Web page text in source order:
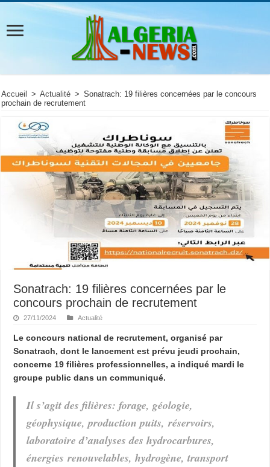
Accueil > Actualité > Sonatrach: 19 filières concernées par le concours
prochain de recrutement
Sonatrach: 19 filières concernées par le
concours prochain de recrutement
27/11/2024 Actualité
Le concours national de recrutement, organisé par
Sonatrach, dont le lancement est prévu jeudi prochain,
concerne 19 filières professionnelles, a indiqué mardi le
groupe public dans un communiqué.
Il s’agit des filières: forage, géologie,
géophysique, production puits, réservoirs,
laboratoire d’analyses des hydrocarbures,
énergies renouvelables, hydrogène, transport